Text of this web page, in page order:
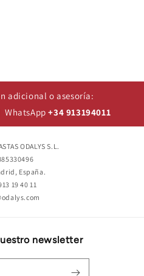
adicional o asesoría:
WhatsApp+34 913194011
ODALYS S.L.
España.
19 40 11
newsletter